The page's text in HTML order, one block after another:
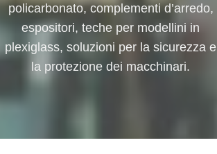
policarbonato, complementi d’arredo,
espositori, teche per modellini in
plexiglass, soluzioni per la sicurezza e
la protezione dei macchinari.